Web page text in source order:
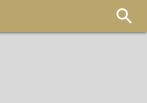
